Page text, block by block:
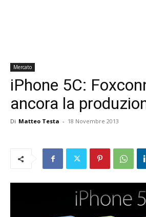
Mercato
iPhone 5C:
ancora la
Di Matteo Testa - 18 Novembre 2013